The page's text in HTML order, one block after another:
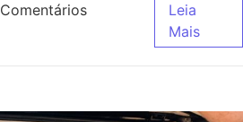
Comentários
Leia
Mais